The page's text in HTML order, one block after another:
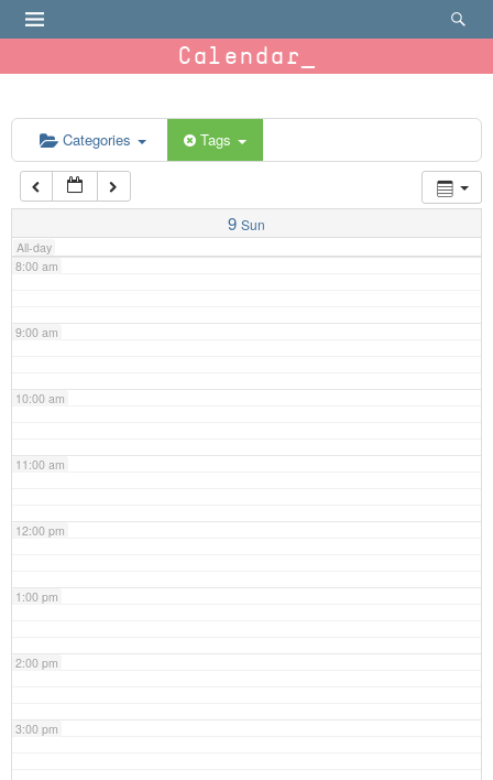
Calendar
Categories Tags
9 Sun
All-day
6:00 am
7:00 am
8:00 am
9:00 am
10:00 am
11:00 am
12:00 pm
1:00 pm
2:00 pm
3:00 pm